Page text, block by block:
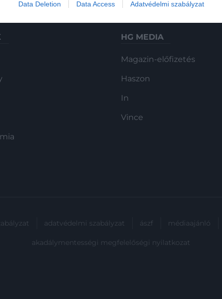
Data Deletion Data Access Adatvédelmi szabályzat
vezetni egyáltalán nem egyszerű
mozdulat emberéletek százait
HG MEDIA
Magazin-előfizetés
Haszon
In
Vince
adatvédelmi szabályzat ászf médiaajánló
akadálymentességi megfelelőségi nyilatkozat